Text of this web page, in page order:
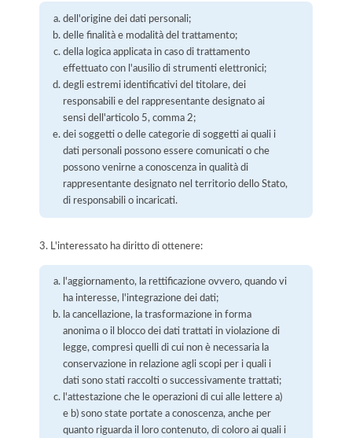
dell'origine dei dati personali;
delle finalità e modalità del trattamento;
della logica applicata in caso di trattamento
effettuato con l'ausilio di strumenti elettronici;
degli estremi identificativi del titolare, dei
responsabili e del rappresentante designato ai
sensi dell'articolo 5, comma 2;
dei soggetti o delle categorie di soggetti ai quali i
dati personali possono essere comunicati o che
possono venirne a conoscenza in qualità di
rappresentante designato nel territorio dello Stato,
di responsabili o incaricati.
3. L'interessato ha diritto di ottenere:
l'aggiornamento, la rettificazione ovvero, quando vi
ha interesse, l'integrazione dei dati;
la cancellazione, la trasformazione in forma
anonima o il blocco dei dati trattati in violazione di
legge, compresi quelli di cui non è necessaria la
conservazione in relazione agli scopi per i quali i
dati sono stati raccolti o successivamente trattati;
l'attestazione che le operazioni di cui alle lettere a)
e b) sono state portate a conoscenza, anche per
quanto riguarda il loro contenuto, di coloro ai quali i